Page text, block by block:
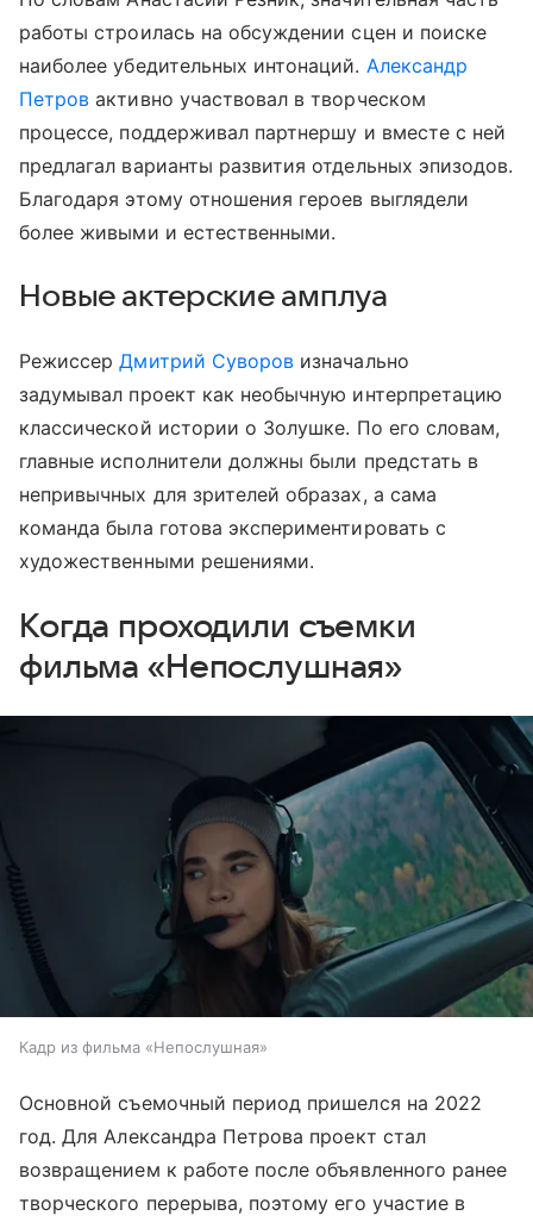
работы строилась на обсуждении сцен и поиске
наиболее убедительных интонаций. Александр
Петров активно участвовал в творческом
процессе, поддерживал партнершу и вместе с ней
предлагал варианты развития отдельных эпизодов.
Благодаря этому отношения героев выглядели
более живыми и естественными.
Новые актерские амплуа
РежиссерДмитрий Суворов изначально
задумывал проект как необычную интерпретацию
классической истории о Золушке. По его словам,
главные исполнители должны были предстать в
непривычных для зрителей образах, а сама
команда была готова экспериментировать с
художественными решениями.
Когда проходили съемки
фильма «Непослушная»
Кадр из фильма «Непослушная»
Основной съемочный период пришелся на 2022
год. Для Александра Петрова проект стал
возвращением к работе после объявленного ранее
творческого перерыва, поэтому его участие в